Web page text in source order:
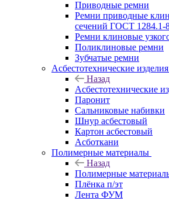
Приводные ремни
Ремни приводные
сечений ГОСТ 1284.1-
Ремни клиновые
Поликлиновые ремни
Зубчатые ремни
Асбестотехнические
Назад
Асбестотехнические
Паронит
Сальниковые набивки
Шнур асбестовый
Картон асбестовый
Асботкани
Полимерные материалы
Назад
Полимерные
Плёнка п/эт
Лента ФУМ